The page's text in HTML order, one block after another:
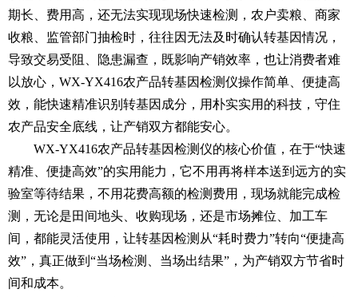
期长、费用高，还无法实现现场快速检测，农户卖粮、商家
收粮、监管部门抽检时，往往因无法及时确认转基因情况，
导致交易受阻、隐患漏查，既影响产销效率，也让消费者难
以放心，WX-YX416农产品转基因检测仪操作简单、便捷高
效，能快速精准识别转基因成分，用朴实实用的科技，守住
农产品安全底线，让产销双方都能安心。
WX-YX416农产品转基因检测仪的核心价值，在于“快速
精准、便捷高效”的实用能力，它不用再将样本送到远方的实
验室等待结果，不用花费高额的检测费用，现场就能完成检
测，无论是田间地头、收购现场，还是市场摊位、加工车
间，都能灵活使用，让转基因检测从“耗时费力”转向“便捷高
效”，真正做到“当场检测、当场出结果”，为产销双方节省时
间和成本。